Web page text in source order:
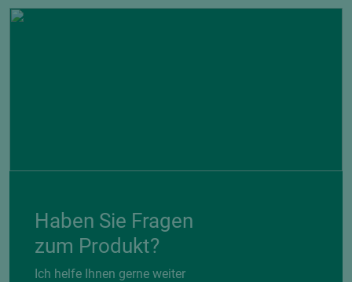
Haben Sie Fragen
zum Produkt?
Ich helfe Ihnen gerne weiter